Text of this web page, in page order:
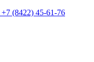
+7 (8422) 45-61-76